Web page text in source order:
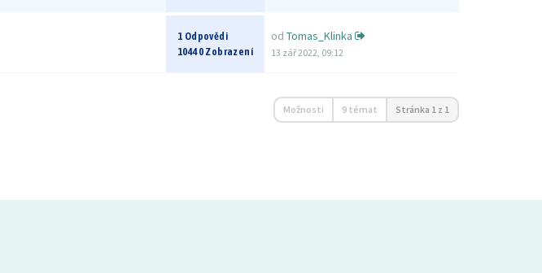
1 Odpovědi
10440 Zobrazení
od Tomas_Klinka
13 zář 2022, 09:12
Možnosti 9 témat Stránka 1 z 1